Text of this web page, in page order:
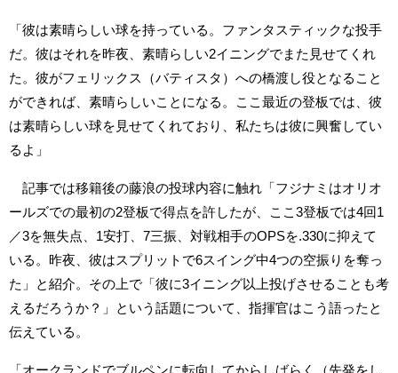
「彼は素晴らしい球を持っている。ファンタスティックな投手
だ。彼はそれを昨夜、素晴らしい2イニングでまた見せてくれ
た。彼がフェリックス（バティスタ）への橋渡し役となること
ができれば、素晴らしいことになる。ここ最近の登板では、彼
は素晴らしい球を見せてくれており、私たちは彼に興奮してい
るよ」
記事では移籍後の藤浪の投球内容に触れ「フジナミはオリオ
ールズでの最初の2登板で得点を許したが、ここ3登板では4回1
／3を無失点、1安打、7三振、対戦相手のOPSを.330に抑えて
いる。昨夜、彼はスプリットで6スイング中4つの空振りを奪っ
た」と紹介。その上で「彼に3イニング以上投げさせることも考
えるだろうか？」という話題について、指揮官はこう語ったと
伝えている。
「オークランドでブルペンに転向してからしばらく（先発をし